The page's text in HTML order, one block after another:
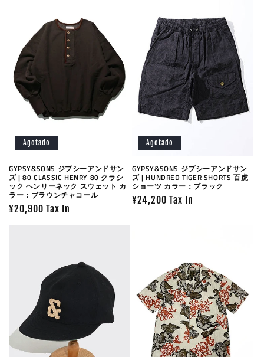
Agotado
GYPSY&SONS ジプシーアンドサン
ズ | 80 CLASSIC HENRY 80 クラシ
ック ヘンリーネック スウェット カ
ラー：ブラウンチャコール
Precio
¥20,900 Tax In
Agotado
GYPSY&SONS ジプシーアンドサン
ズ | HUNDRED TIGER SHORTS 百虎
ショーツ カラー：ブラック
Precio
¥24,200 Tax In